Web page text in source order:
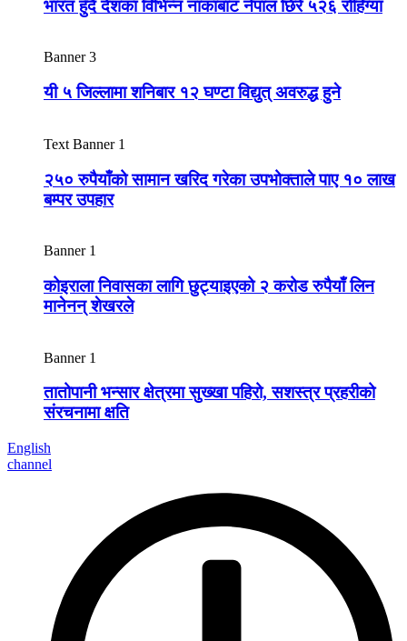
भारत हुँदै देशका विभिन्न नाकाबाट नेपाल छिरे ५२६ रोहिंग्या
Banner 3
यी ५ जिल्लामा शनिबार १२ घण्टा विद्युत् अवरुद्ध हुने
Text Banner 1
२५० रुपैयाँको सामान खरिद गरेका उपभोक्ताले पाए १० लाख
बम्पर उपहार
Banner 1
कोइराला निवासका लागि छुट्याइएको २ करोड रुपैयाँ लिन
मानेनन् शेखरले
Banner 1
तातोपानी भन्सार क्षेत्रमा सुख्खा पहिरो, सशस्त्र प्रहरीको
संरचनामा क्षति
English
channel